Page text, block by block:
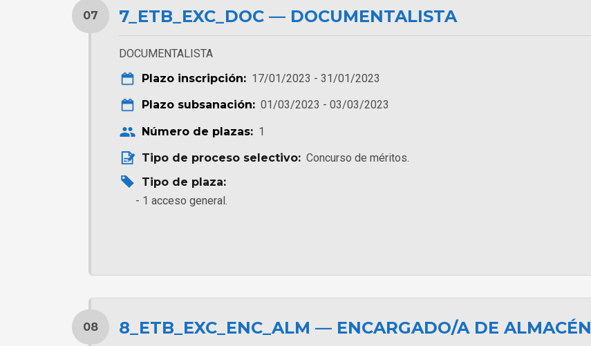
7_ETB_EXC_DOC — DOCUMENTALISTA
07
DOCUMENTALISTA
Plazo inscripción: 17/01/2023 - 31/01/2023
Plazo subsanación: 01/03/2023 - 03/03/2023
Número de plazas: 1
Tipo de proceso selectivo: Concurso de méritos.
Tipo de plaza:
1 acceso general.
8_ETB_EXC_ENC_ALM — ENCARGADO/A DE ALMACÉN
08